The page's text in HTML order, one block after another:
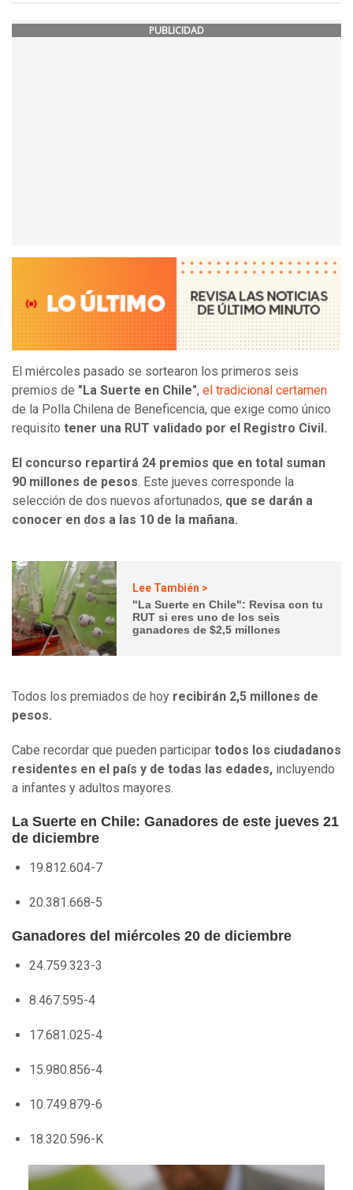
PUBLICIDAD
El miércoles pasado se sortearon los primeros seis
premios de "La Suerte en Chile", el tradicional certamen
de la Polla Chilena de Beneficencia, que exige como único
requisito tener una RUT validado por el Registro Civil.
El concurso repartirá 24 premios que en total suman
90 millones de pesos. Este jueves corresponde la
selección de dos nuevos afortunados, que se darán a
conocer en dos a las 10 de la mañana.
Lee También >
"La Suerte en Chile": Revisa con tu
RUT si eres uno de los seis
ganadores de $2,5 millones
Todos los premiados de hoy recibirán 2,5 millones de
pesos.
Cabe recordar que pueden participar todos los ciudadanos
residentes en el país y de todas las edades, incluyendo
a infantes y adultos mayores.
La Suerte en Chile: Ganadores de este jueves 21
de diciembre
19.812.604-7
20.381.668-5
Ganadores del miércoles 20 de diciembre
24.759.323-3
8.467.595-4
17.681.025-4
15.980.856-4
10.749.879-6
18.320.596-K